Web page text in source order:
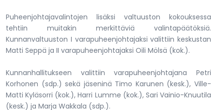
Puheenjohtajavalintojen lisäksi valtuuston kokouksessa
tehtiin muitakin merkittäviä valintapäätöksiä.
Kunnanvaltuuston I varapuheenjohtajaksi valittiin keskustan
Matti Seppä ja II varapuheenjohtajaksi Oili Mölsä (kok.).
Kunnanhallitukseen valittiin varapuheenjohtajana Petri
Korhonen (sdp.) sekä jäseninä Timo Karunen (kesk.), Ville-
Matti Kyläsorri (kok.), Harri Lumme (kok.), Sari Vainio-Knuutila
(kesk.) ja Marja Wakkala (sdp.).